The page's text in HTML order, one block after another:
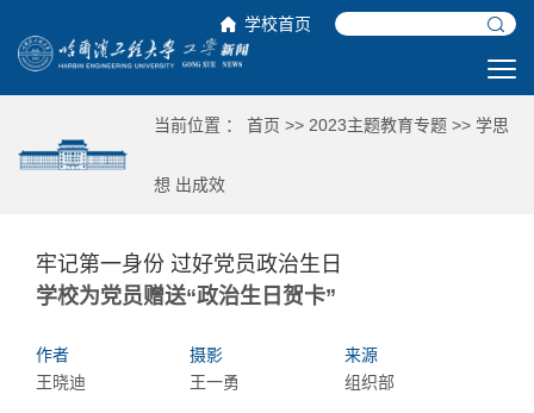
学校首页
当前位置 ： 首页 >> 2023主题教育专题 >> 学思
想 出成效
牢记第一身份 过好党员政治生日
学校为党员赠送“政治生日贺卡”
作者
王晓迪
摄影
王一勇
来源
组织部